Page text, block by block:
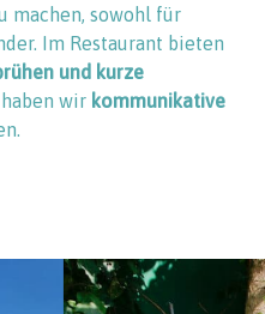
machen, sowohl für
Im Restaurant bieten
und kurze
wir kommunikative